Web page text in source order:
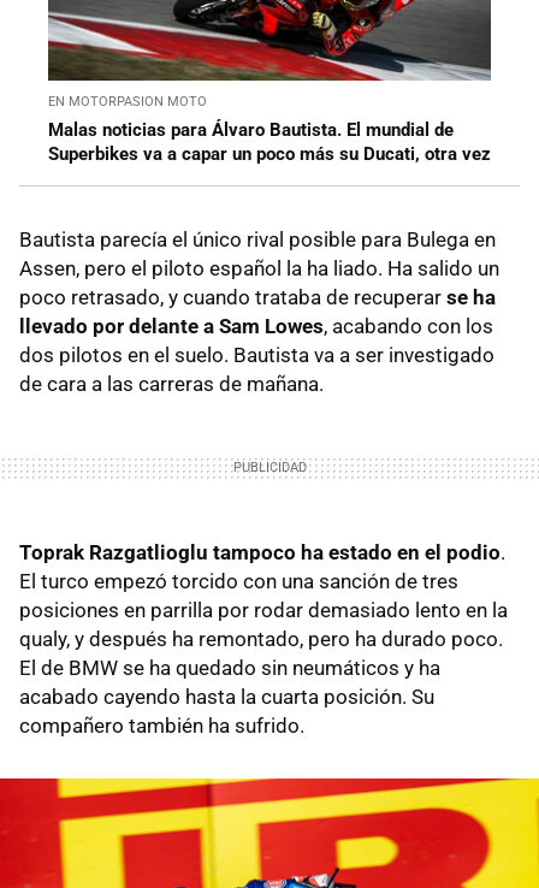
EN MOTORPASION MOTO
Malas noticias para Álvaro Bautista. El mundial de
Superbikes va a capar un poco más su Ducati, otra vez
Bautista parecía el único rival posible para Bulega en
Assen, pero el piloto español la ha liado. Ha salido un
poco retrasado, y cuando trataba de recuperar se ha
llevado por delante a Sam Lowes, acabando con los
dos pilotos en el suelo. Bautista va a ser investigado
de cara a las carreras de mañana.
Toprak Razgatlioglu tampoco ha estado en el podio.
El turco empezó torcido con una sanción de tres
posiciones en parrilla por rodar demasiado lento en la
qualy, y después ha remontado, pero ha durado poco.
El de BMW se ha quedado sin neumáticos y ha
acabado cayendo hasta la cuarta posición. Su
compañero también ha sufrido.